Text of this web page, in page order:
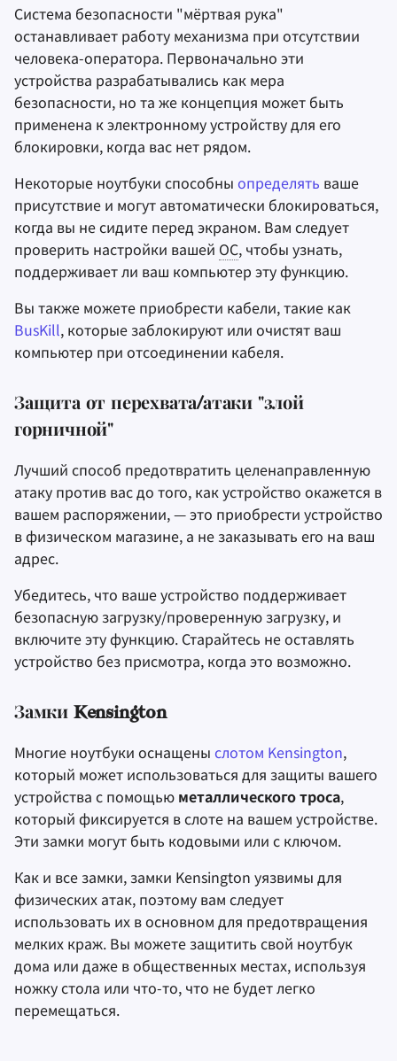
Система безопасности "мёртвая рука"
останавливает работу механизма при отсутствии
человека-оператора. Первоначально эти
устройства разрабатывались как мера
безопасности, но та же концепция может быть
применена к электронному устройству для его
блокировки, когда вас нет рядом.
Некоторые ноутбуки способны определять ваше
присутствие и могут автоматически блокироваться,
когда вы не сидите перед экраном. Вам следует
проверить настройки вашей ОС, чтобы узнать,
поддерживает ли ваш компьютер эту функцию.
Вы также можете приобрести кабели, такие как
BusKill, которые заблокируют или очистят ваш
компьютер при отсоединении кабеля.
Защита от перехвата/атаки "злой
горничной"
Лучший способ предотвратить целенаправленную
атаку против вас до того, как устройство окажется в
вашем распоряжении, — это приобрести устройство
в физическом магазине, а не заказывать его на ваш
адрес.
Убедитесь, что ваше устройство поддерживает
безопасную загрузку/проверенную загрузку, и
включите эту функцию. Старайтесь не оставлять
устройство без присмотра, когда это возможно.
Замки Kensington
Многие ноутбуки оснащены слотом Kensington,
который может использоваться для защиты вашего
устройства с помощью металлического троса,
который фиксируется в слоте на вашем устройстве.
Эти замки могут быть кодовыми или с ключом.
Как и все замки, замки Kensington уязвимы для
физических атак, поэтому вам следует
использовать их в основном для предотвращения
мелких краж. Вы можете защитить свой ноутбук
дома или даже в общественных местах, используя
ножку стола или что-то, что не будет легко
перемещаться.